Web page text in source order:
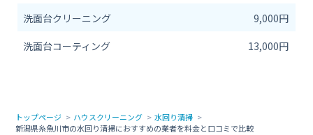
洗面台クリーニング
9,000円
洗面台コーティング
13,000円
トップページ ハウスクリーニング
水回り清掃
新潟県糸魚川市の水回り清掃におすすめの業者を料金と口コミで比較